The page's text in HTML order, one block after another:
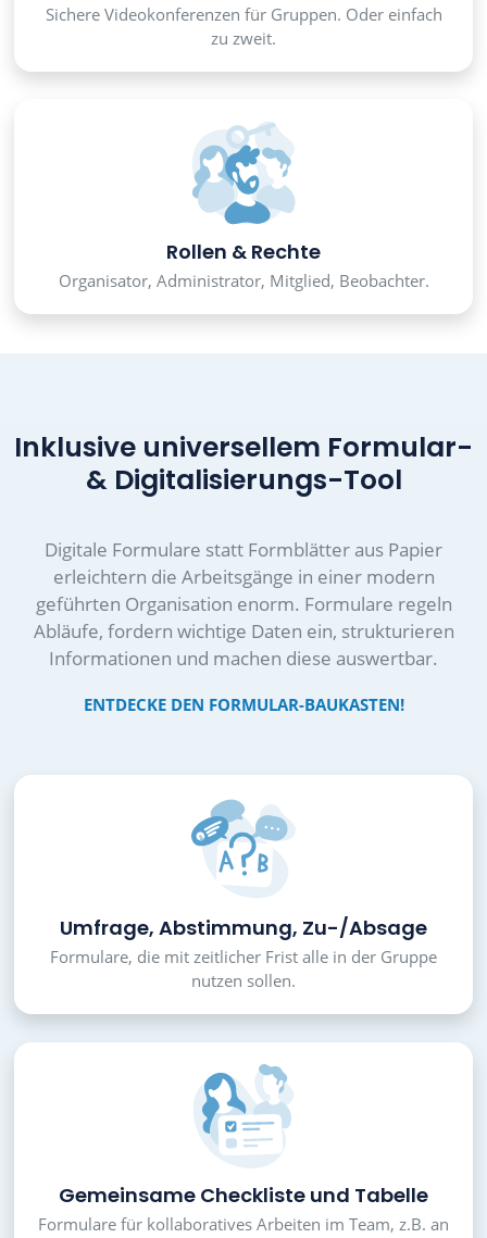
Sichere Videokonferenzen für Gruppen. Oder einfach
zu zweit.
Rollen & Rechte
Organisator, Administrator, Mitglied, Beobachter.
Inklusive universellem Formular-
& Digitalisierungs-Tool
Digitale Formulare statt Formblätter aus Papier
erleichtern die Arbeitsgänge in einer modern
geführten Organisation enorm. Formulare regeln
Abläufe, fordern wichtige Daten ein, strukturieren
Informationen und machen diese auswertbar.
ENTDECKE DEN FORMULAR-BAUKASTEN!
Umfrage, Abstimmung, Zu-/Absage
Formulare, die mit zeitlicher Frist alle in der Gruppe
nutzen sollen.
Gemeinsame Checkliste und Tabelle
Formulare für kollaboratives Arbeiten im Team, z.B. an